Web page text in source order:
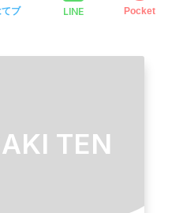
ブ LINE Pocket
TEN